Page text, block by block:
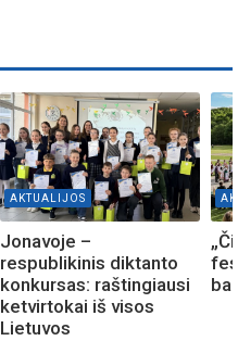
AKTUALIJOS
Jonavoje –
respublikinis diktanto
konkursas: raštingiausi
ketvirtokai iš visos
Lietuvos